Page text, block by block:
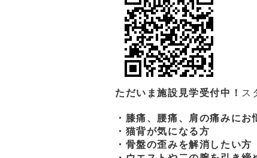
ただいま施設見学受付中！ ス
・膝痛、腰痛、肩の痛みにお
・猫背が気になる方
・骨盤の歪みを解消したい方